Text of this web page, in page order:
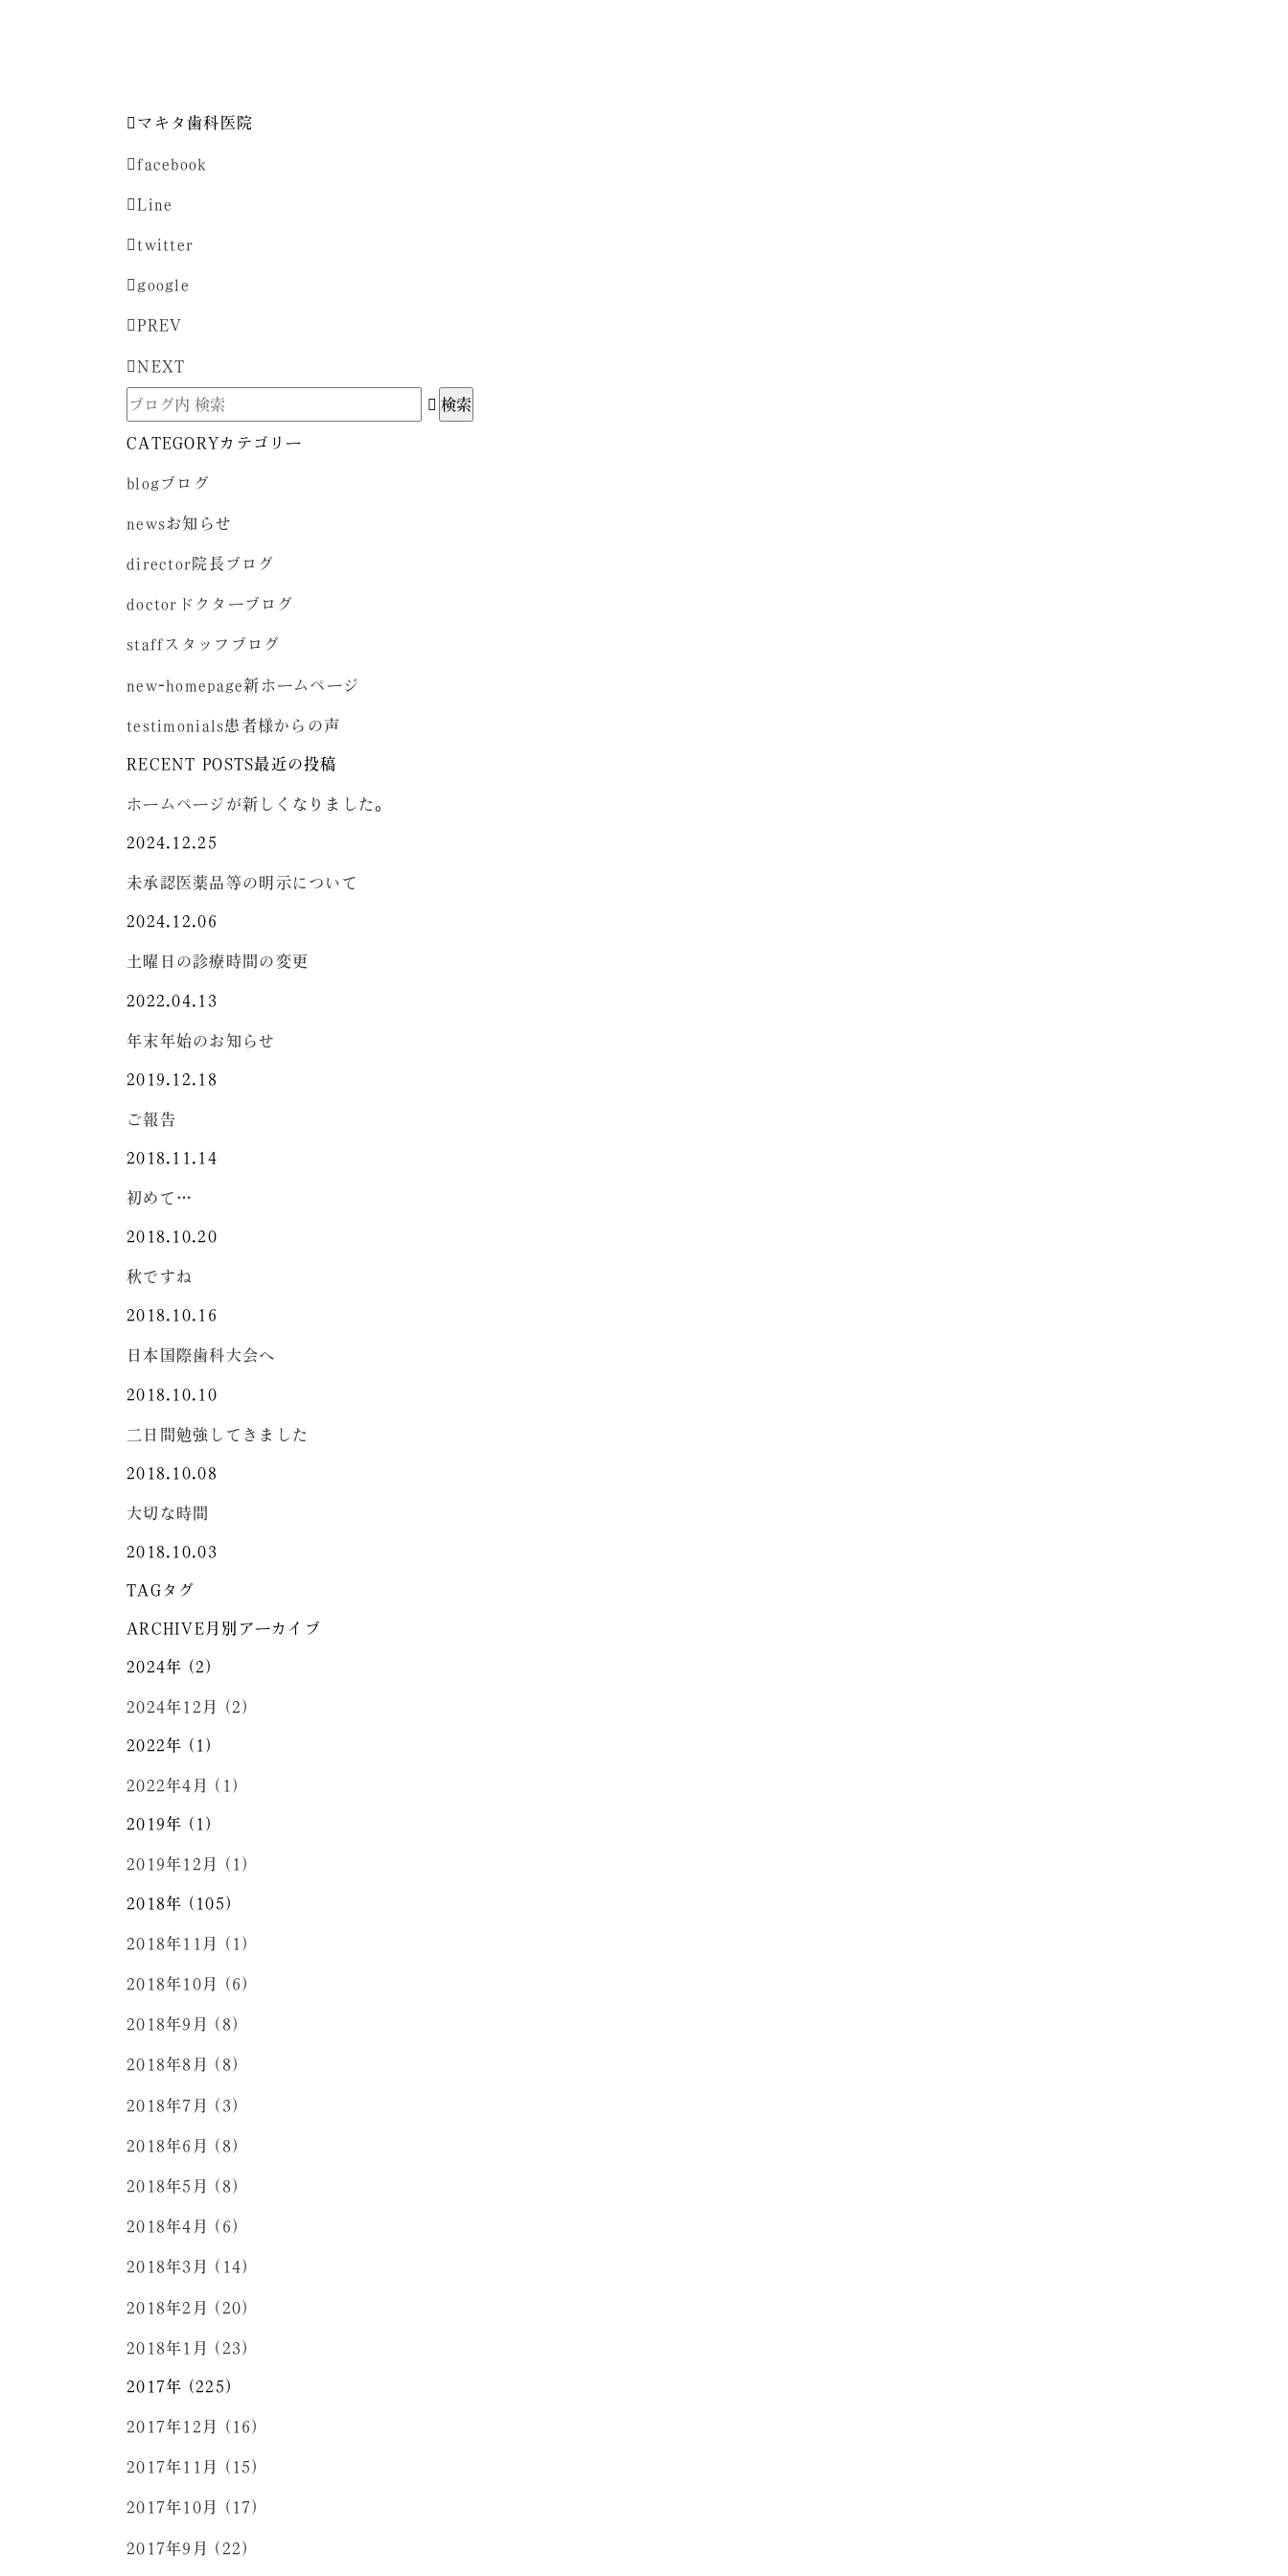
マキタ歯科医院
facebook
Line
twitter
google
PREV
NEXT
CATEGORYカテゴリー
blogブログ
newsお知らせ
director 院長ブログ
doctor ドクターブログ
staff スタッフブログ
new-homepage新ホームページ
testimonials患者様からの声
RECENT POSTS最近の投稿
ホームページが新しくなりました。
2024.12.25
未承認医薬品等の明示について
2024.12.06
土曜日の診療時間の変更
2022.04.13
年末年始のお知らせ
2019.12.18
ご報告
2018.11.14
初めて…
2018.10.20
秋ですね
2018.10.16
日本国際歯科大会へ
2018.10.10
二日間勉強してきました
2018.10.08
大切な時間
2018.10.03
TAGタグ
ARCHIVE 月別アーカイブ
2024年 (2)
2024年12月 (2)
2022年 (1)
2022年4月 (1)
2019年 (1)
2019年12月 (1)
2018年 (105)
2018年11月 (1)
2018年10月 (6)
2018年9月 (8)
2018年8月 (8)
2018年7月 (3)
2018年6月 (8)
2018年5月 (8)
2018年4月 (6)
2018年3月 (14)
2018年2月 (20)
2018年1月 (23)
2017年 (225)
2017年12月 (16)
2017年11月 (15)
2017年10月 (17)
2017年9月 (22)